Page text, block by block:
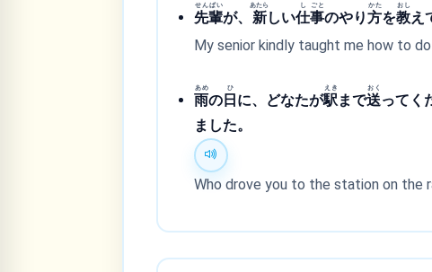
先
せん
輩
ぱい
が、 新
あたら
しい仕
し
事
ごと
のやり方
かた
を教
おし
え
My senior kindly taught me how to
雨
あめ
の日
ひ
に、どなたが駅
えき
まで送
おく
ってく
ました。
Who drove you to the station on the